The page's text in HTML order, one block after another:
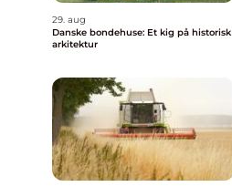
29. aug
Danske bondehuse: Et kig på historisk
arkitektur